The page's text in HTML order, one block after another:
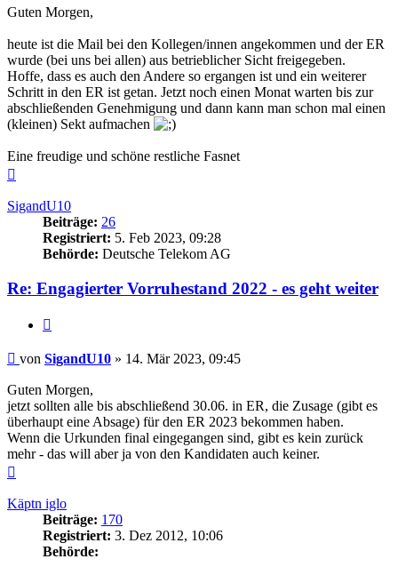
Guten Morgen,
heute ist die Mail bei den Kollegen/innen angekommen und der ER
wurde (bei uns bei allen) aus betrieblicher Sicht freigegeben.
Hoffe, dass es auch den Andere so ergangen ist und ein weiterer
Schritt in den ER ist getan. Jetzt noch einen Monat warten bis zur
abschließenden Genehmigung und dann kann man schon mal einen
(kleinen) Sekt aufmachen
Eine freudige und schöne restliche Fasnet
SigandU10
Beiträge: 26
Registriert: 5. Feb 2023, 09:28
Behörde: Deutsche Telekom AG
Re: Engagierter Vorruhestand 2022 - es geht weiter
Beitrag
von SigandU10 » 14. Mär 2023, 09:45
Guten Morgen,
jetzt sollten alle bis abschließend 30.06. in ER, die Zusage (gibt es
überhaupt eine Absage) für den ER 2023 bekommen haben.
Wenn die Urkunden final eingegangen sind, gibt es kein zurück
mehr - das will aber ja von den Kandidaten auch keiner.
Käptn iglo
Beiträge: 170
Registriert: 3. Dez 2012, 10:06
Behörde: